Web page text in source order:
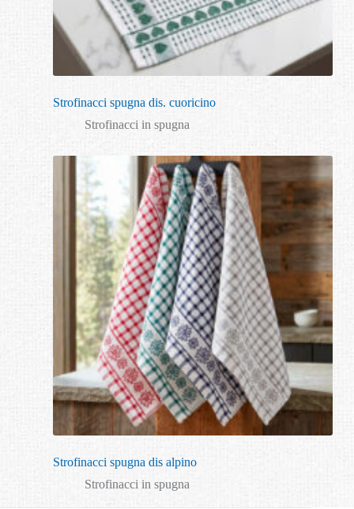
Strofinacci spugna dis. cuoricino
Strofinacci in spugna
Strofinacci spugna dis alpino
Strofinacci in spugna